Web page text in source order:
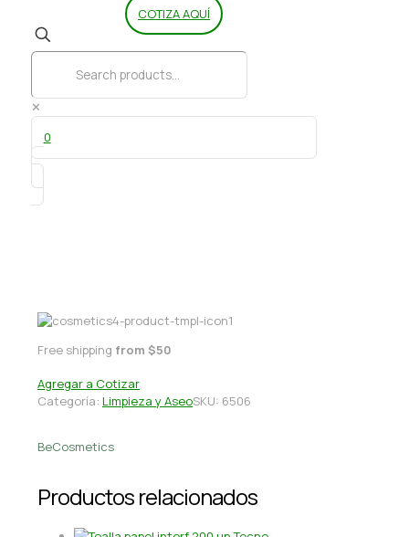
COTIZA AQUÍ
✕
0
Free shipping from $50
Agregar a Cotizar
Categoría: Limpieza y AseoSKU: 6506
BeCosmetics
Productos relacionados